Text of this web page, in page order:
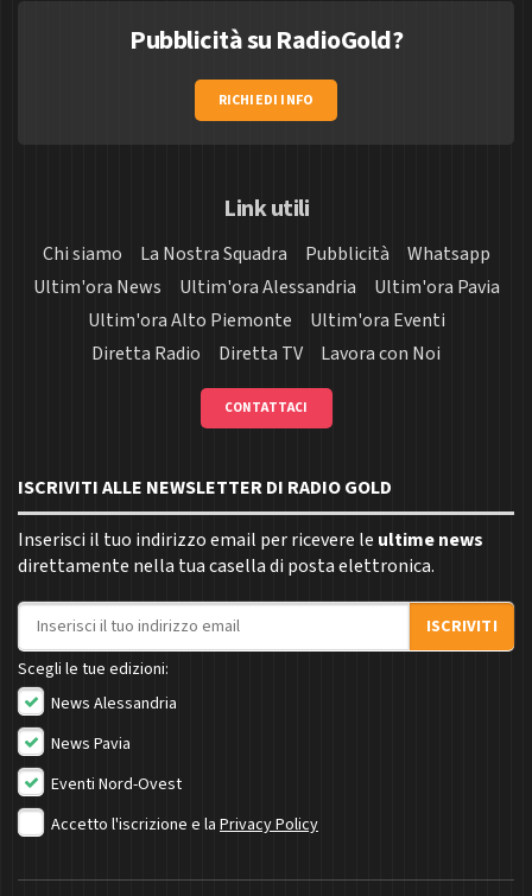
Pubblicità su RadioGold?
RICHIEDI INFO
Link utili
Chi siamo La Nostra Squadra Pubblicità
Whatsapp
Ultim'ora News
Ultim'ora Alessandria
Ultim'ora Pavia
Ultim'ora Alto Piemonte
Ultim'ora Eventi
Diretta Radio
Diretta TV Lavora con Noi
CONTATTACI
ISCRIVITI ALLE NEWSLETTER DI RADIO GOLD
Inserisci il tuo indirizzo email per ricevere le ultime news
direttamente nella tua casella di posta elettronica.
Indirizzo email
ISCRIVITI
Scegli le tue edizioni:
News Alessandria
News Pavia
Eventi Nord-Ovest
Accetto l'iscrizione e la Privacy Policy